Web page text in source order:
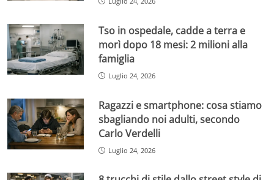
Tso in ospedale, cadde a terra e
morì dopo 18 mesi: 2 milioni alla
famiglia
Luglio 24, 2026
Ragazzi e smartphone: cosa stiamo
sbagliando noi adulti, secondo
Carlo Verdelli
Luglio 24, 2026